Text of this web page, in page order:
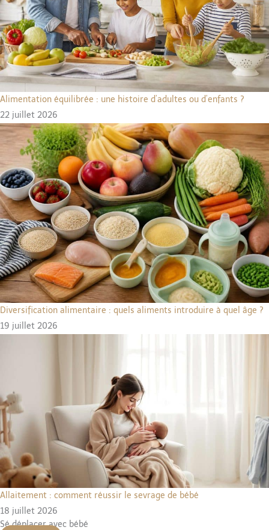
Alimentation équilibrée : une histoire d’adultes ou d’enfants ?
22 juillet 2026
Diversification alimentaire : quels aliments introduire à quel âge ?
19 juillet 2026
Allaitement : comment réussir le sevrage de bébé
18 juillet 2026
Sé déplacer avec bébé